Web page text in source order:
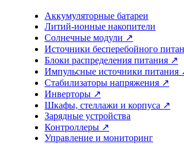
Аккумуляторные батареи
Литий-ионные накопители
Солнечные модули ↗
Источники бесперебойного
Блоки распределения питания ↗
Импульсные источники питания
Стабилизаторы напряжения ↗
Инверторы ↗
Шкафы, стеллажи и корпуса ↗
Зарядные устройства
Контроллеры ↗
Управление и мониторинг